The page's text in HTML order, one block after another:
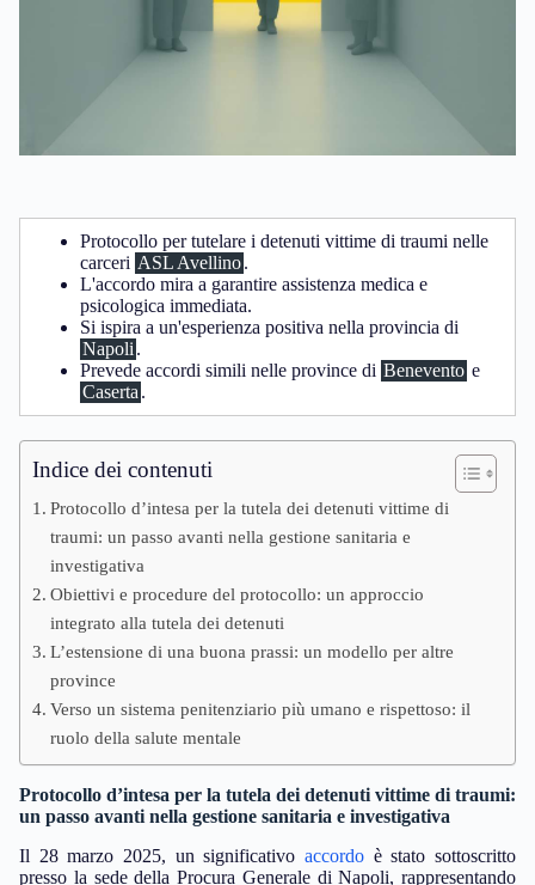
Protocollo per tutelare i detenuti vittime di traumi nelle
carceri ASL Avellino.
L'accordo mira a garantire assistenza medica e
psicologica immediata.
Si ispira a un'esperienza positiva nella provincia di
Napoli .
Prevede accordi simili nelle province di Benevento e
Caserta .
Indice dei contenuti
Protocollo d’intesa per la tutela dei detenuti vittime di
traumi: un passo avanti nella gestione sanitaria e
investigativa
Obiettivi e procedure del protocollo: un approccio
integrato alla tutela dei detenuti
L’estensione di una buona prassi: un modello per altre
province
Verso un sistema penitenziario più umano e rispettoso: il
ruolo della salute mentale
Protocollo d’intesa per la tutela dei detenuti vittime di traumi:
un passo avanti nella gestione sanitaria e investigativa
Il 28 marzo 2025, un significativo accordo è stato sottoscritto
presso la sede della Procura Generale di Napoli, rappresentando